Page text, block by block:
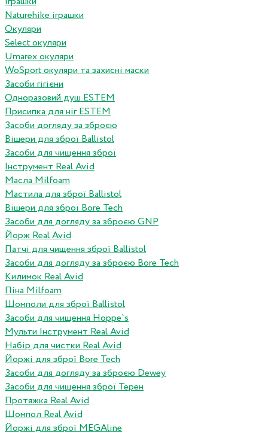
Naturehike іграшки
Окуляри
Select окуляри
Umarex окуляри
WoSport окуляри та захисні маски
Засоби гігієни
Одноразовий душ ESTEM
Присипка для ніг ESTEM
Засоби догляду за зброєю
Вішери для зброї Ballistol
Засоби для чищення зброї
Інструмент Real Avid
Масла Milfoam
Мастила для зброї Ballistol
Вішери для зброї Bore Tech
Засоби для догляду за зброєю GNP
Йорж Real Avid
Патчі для чищення зброї Ballistol
Засоби для догляду за зброєю Bore Tech
Килимок Real Avid
Піна Milfoam
Шомполи для зброї Ballistol
Засоби для чищення Hoppe`s
Мульти Інструмент Real Avid
Набір для чистки Real Avid
Йоржі для зброї Bore Tech
Засоби для догляду за зброєю Dewey
Засоби для чищення зброї Терен
Протяжка Real Avid
Шомпол Real Avid
Йоржі для зброї MEGAline